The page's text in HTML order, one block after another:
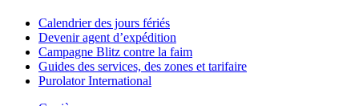
Calendrier des jours fériés
Devenir agent d’expédition
Campagne Blitz contre la faim
Guides des services, des zones et tarifaire
Purolator International